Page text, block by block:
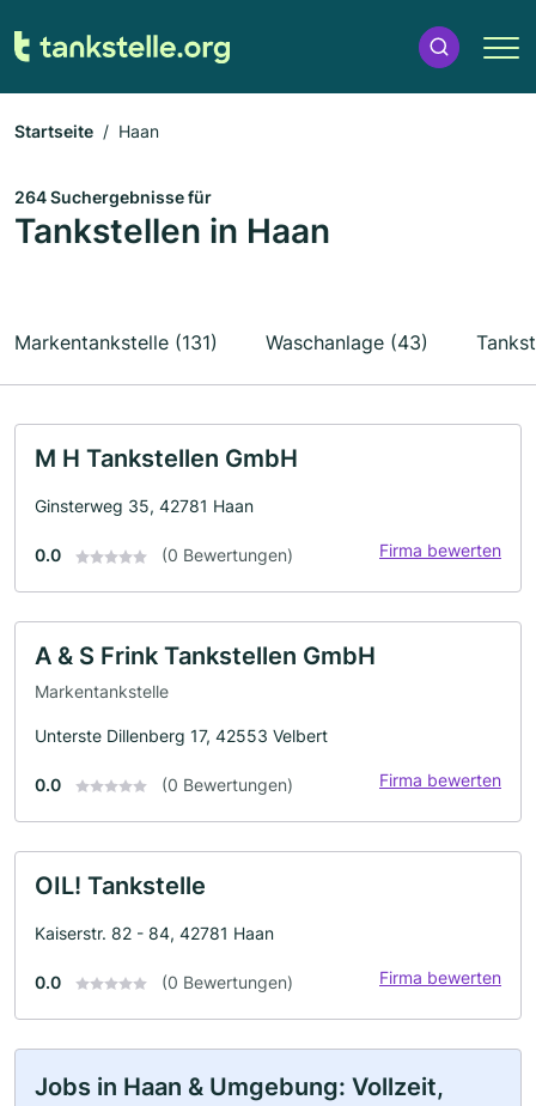
Startseite Haan
264 Suchergebnisse für
Tankstellen in Haan
Markentankstelle (131) Waschanlage (43)
M H Tankstellen GmbH
Ginsterweg 35, 42781 Haan
0.0 (0 Bewertungen) Firma bewerten
A & S Frink Tankstellen GmbH
Markentankstelle
Unterste Dillenberg 17, 42553 Velbert
0.0 (0 Bewertungen) Firma bewerten
OIL! Tankstelle
Kaiserstr. 82 - 84, 42781 Haan
0.0 (0 Bewertungen) Firma bewerten
Jobs in Haan & Umgebung: Vollzeit,